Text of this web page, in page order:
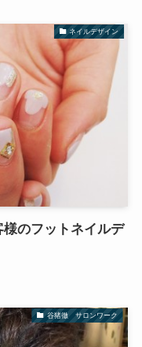
ネイルデザイン
のフットネイルデ
谷猪徹 サロンワーク